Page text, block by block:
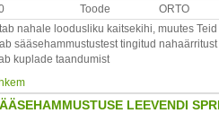
Toode ORTO
nahale loodusliku kaitsekihi, muutes
sääsehammustustest tingitud nahaärritust
kuplade taandumist
rasvaseks
LEEVENDI